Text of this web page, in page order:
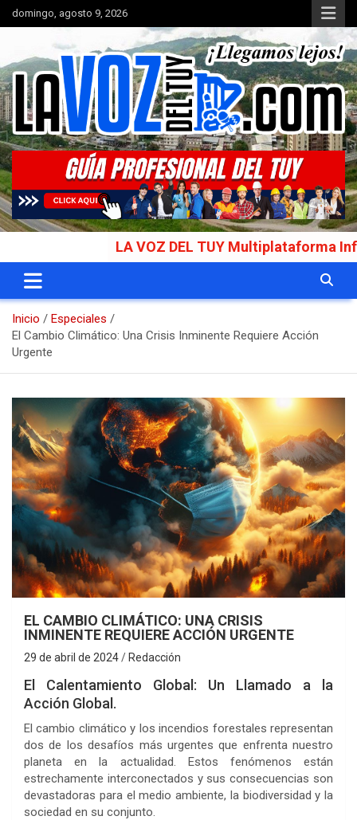
Saltar
al
domingo, agosto 9, 2026
La Voz del Tuy
Portal de noticias
LA VOZ DEL TUY Multiplataforma
Inicio
Especiales
El Cambio Climático: Una Crisis Inminente Requiere Acción
Urgente
EL CAMBIO CLIMÁTICO: UNA CRISIS
INMINENTE REQUIERE ACCIÓN URGENTE
29 de abril de 2024 Redacción
El Calentamiento Global: Un Llamado a la
Acción Global.
El cambio climático y los incendios forestales representan
dos de los desafíos más urgentes que enfrenta nuestro
planeta en la actualidad. Estos fenómenos están
estrechamente interconectados y sus consecuencias son
devastadoras para el medio ambiente, la biodiversidad y la
sociedad en su conjunto.